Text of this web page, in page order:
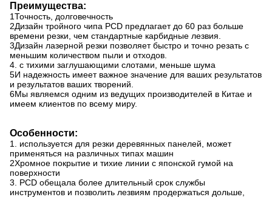
Преимущества:
1Точность, долговечность
2Дизайн тройного чипа PCD предлагает до 60 раз больше
времени резки, чем стандартные карбидные лезвия.
3Дизайн лазерной резки позволяет быстро и точно резать с
меньшим количеством пыли и отходов.
4. с тихими заглушающими слотами, меньше шума
5И надежность имеет важное значение для ваших результатов
и результатов ваших творений.
6Мы являемся одним из ведущих производителей в Китае и
имеем клиентов по всему миру.
Особенности:
1. используется для резки деревянных панелей, может
применяться на различных типах машин
2Хромное покрытие и тихие линии с японской гумой на
поверхности
3. PCD обещала более длительный срок службы
инструментов и позволить лезвиям продержаться дольше,